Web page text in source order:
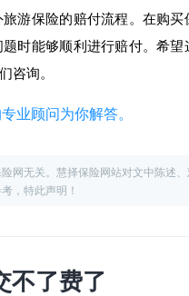
游保险的赔付流程。在购买
时能够顺利进行赔付。希
咨询。
业顾问为你解答。
网无关。慧择保险网站对文中陈述
，特此声明！
不了费了